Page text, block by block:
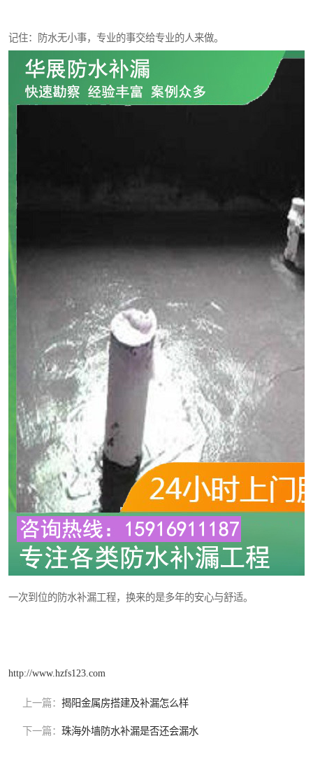
记住：防水无小事，专业的事交给专业的人来做。
一次到位的防水补漏工程，换来的是多年的安心与舒适。
http://www.hzfs123.com
上一篇： 揭阳金属房搭建及补漏怎么样
下一篇： 珠海外墙防水补漏是否还会漏水